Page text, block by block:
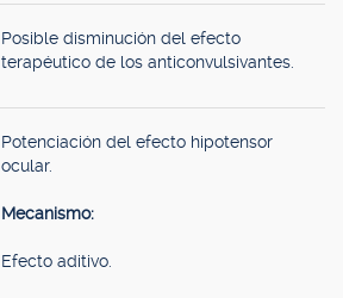
Posible disminución del efecto
terapéutico de los anticonvulsivantes.
Potenciación del efecto hipotensor
ocular.
Mecanismo:
Efecto aditivo.